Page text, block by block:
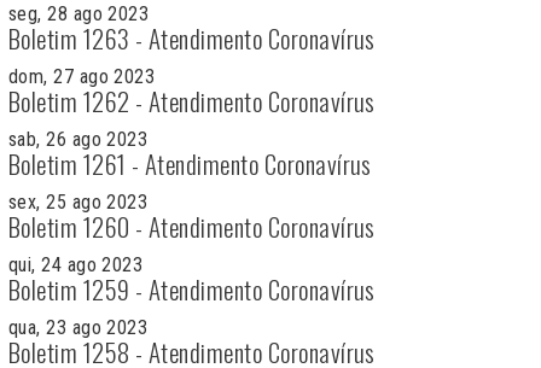
seg, 28 ago 2023
Boletim 1263 - Atendimento Coronavírus
dom, 27 ago 2023
Boletim 1262 - Atendimento Coronavírus
sab, 26 ago 2023
Boletim 1261 - Atendimento Coronavírus
sex, 25 ago 2023
Boletim 1260 - Atendimento Coronavírus
qui, 24 ago 2023
Boletim 1259 - Atendimento Coronavírus
qua, 23 ago 2023
Boletim 1258 - Atendimento Coronavírus